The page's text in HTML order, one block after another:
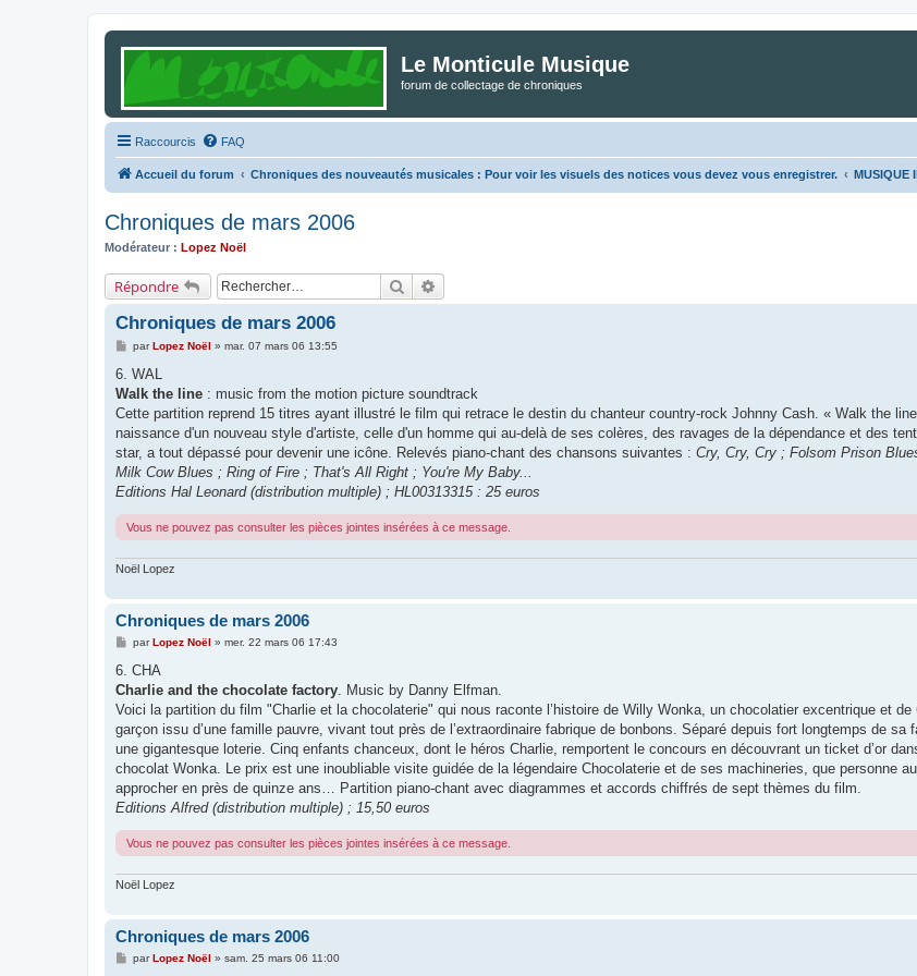
Le Monticule Musique
forum de collectage de chroniques
Raccourcis FAQ
Accueil du forum Chroniques des nouveautés musicales : Pour voir les visuels des notices vous devez vous enregistrer. MUSIQUE
Chroniques de mars 2006
Modérateur : Lopez Noël
Répondre Rechercher
Chroniques de mars 2006
M
s
a
g
parLopez Noël » mar. 07 mars 06 13:55
6. WAL
Walk the line : music from the motion picture soundtrack
Cette partition reprend 15 titres ayant illustré le film qui retrace le destin du chanteur country-rock Johnny Cash. « Walk the
naissance d'un nouveau style d'artiste, celle d'un homme qui au-delà de ses colères, des ravages de la dépendance et des
star, a tout dépassé pour devenir une icône. Relevés piano-chant des chansons suivantes : Cry, Cry, Cry ; Folsom Prison
Milk Cow Blues ; Ring of Fire ; That's All Right ; You're My Baby...
Editions Hal Leonard (distribution multiple) ; HL00313315 : 25 euros
Vous ne pouvez pas consulter les pièces jointes insérées à ce message.
Noël Lopez
Chroniques de mars 2006
M
s
a
g
parLopez Noël » mer. 22 mars 06 17:43
6. CHA
Charlie and the chocolate factory . Music by Danny Elfman.
Voici la partition du film "Charlie et la chocolaterie" qui nous raconte l’histoire de Willy Wonka, un chocolatier excentrique et de
garçon issu d’une famille pauvre, vivant tout près de l’extraordinaire fabrique de bonbons. Séparé depuis fort longtemps de sa
une gigantesque loterie. Cinq enfants chanceux, dont le héros Charlie, remportent le concours en découvrant un ticket d’or
chocolat Wonka. Le prix est une inoubliable visite guidée de la légendaire Chocolaterie et de ses machineries, que personne au
approcher en près de quinze ans… Partition piano-chant avec diagrammes et accords chiffrés de sept thèmes du film.
Editions Alfred (distribution multiple) ; 15,50 euros
Vous ne pouvez pas consulter les pièces jointes insérées à ce message.
Noël Lopez
Chroniques de mars 2006
MparLopez Noël » sam. 25 mars 06 11:00